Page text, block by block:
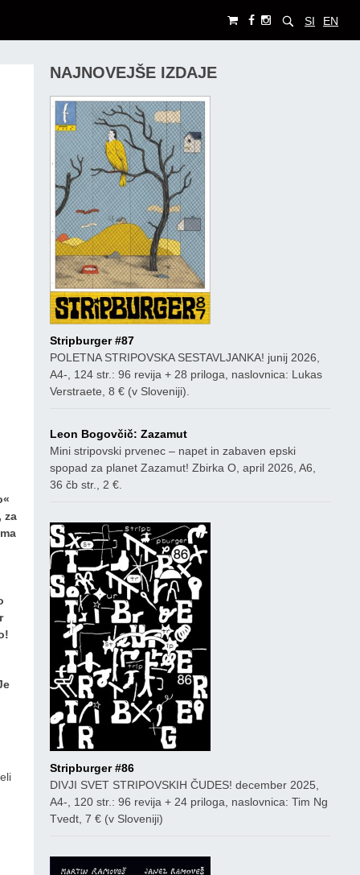
SI EN
za
NAJNOVEJŠE IZDAJE
Stripburger #87
POLETNA STRIPOVSKA SESTAVLJANKA! junij 2026,
A4-, 124 str.: 96 revija + 28 priloga, naslovnica: Lukas
Verstraete, 8 € (v Sloveniji).
Leon Bogovčič: Zazamut
Mini stripovski prvenec – napet in zabaven epski
spopad za planet Zazamut! Zbirka O, april 2026, A6,
36 čb str., 2 €.
Stripburger #86
DIVJI SVET STRIPOVSKIH ČUDES! december 2025,
A4-, 120 str.: 96 revija + 24 priloga, naslovnica: Tim Ng
Tvedt, 7 € (v Sloveniji)